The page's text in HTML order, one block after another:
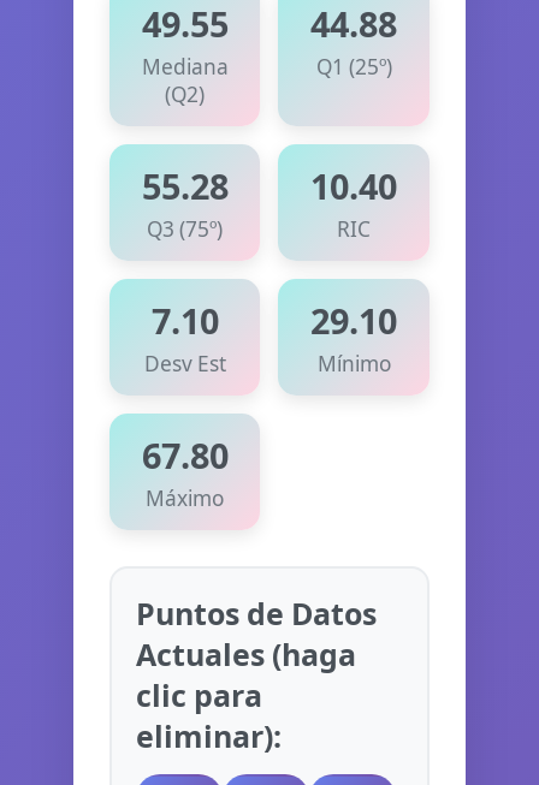
49.55
Mediana
(Q2)
44.88
Q1 (25º)
55.28
Q3 (75º)
10.40
RIC
7.10
Desv Est
29.10
Mínimo
67.80
Máximo
Puntos de Datos
Actuales (haga
clic para
eliminar):